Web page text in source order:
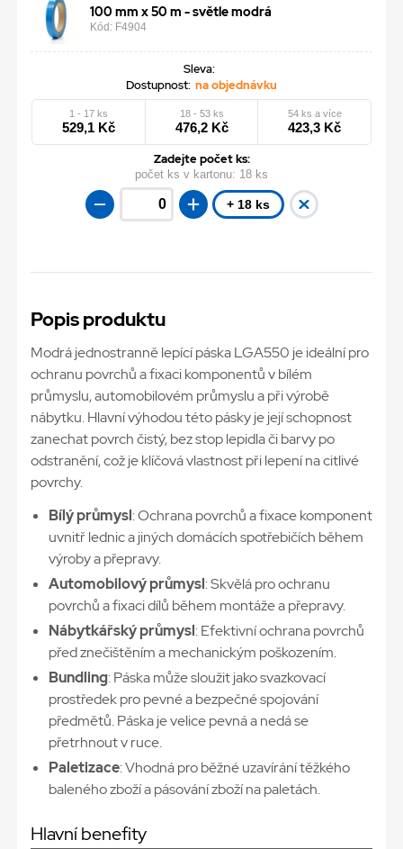
100 mm x 50 m - světle modrá
Kód: F4904
Sleva:
Dostupnost: na objednávku
1 - 17 ks
529,1 Kč
18 - 53 ks
476,2 Kč
54 ks a více
423,3 Kč
Zadejte počet ks:
počet ks v kartonu: 18 ks
+ 18 ks
Popis produktu
Modrá jednostranně lepící páska LGA550 je ideální pro
ochranu povrchů a fixaci komponentů v bílém
průmyslu, automobilovém průmyslu a při výrobě
nábytku. Hlavní výhodou této pásky je její schopnost
zanechat povrch čistý, bez stop lepidla či barvy po
odstranění, což je klíčová vlastnost při lepení na citlivé
povrchy.
Bílý průmysl: Ochrana povrchů a fixace komponent
uvnitř lednic a jiných domácích spotřebičích během
výroby a přepravy.
Automobilový průmysl: Skvělá pro ochranu
povrchů a fixaci dílů během montáže a přepravy.
Nábytkářský průmysl: Efektivní ochrana povrchů
před znečištěním a mechanickým poškozením.
Bundling: Páska může sloužit jako svazkovací
prostředek pro pevné a bezpečné spojování
předmětů. Páska je velice pevná a nedá se
přetrhnout v ruce.
Paletizace: Vhodná pro běžné uzavírání těžkého
baleného zboží a pásování zboží na paletách.
Hlavní benefity